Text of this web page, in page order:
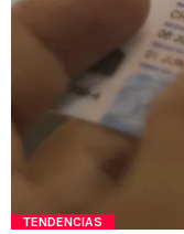
TENDENCIAS